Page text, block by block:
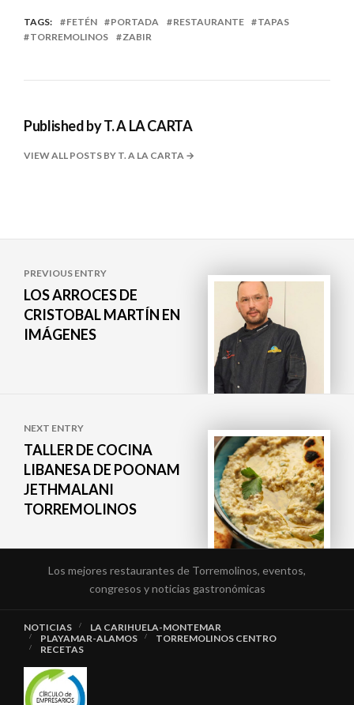
TAGS: FETÉN PORTADA RESTAURANTE
TAPAS
TORREMOLINOS
ZABIR
Published byT. A LA CARTA
VIEW ALL POSTS BY T. A LA CARTA
de
entradas
PREVIOUS ENTRY
LOS ARROCES DE
CRISTOBAL MARTÍN EN
IMÁGENES
NEXT ENTRY
TALLER DE COCINA
LIBANESA DE POONAM
JETHMALANI
TORREMOLINOS
Los mejores restaurantes de Torremolinos, eventos,
congresos y noticias gastronómicas
NOTICIAS
LA CARIHUELA-MONTEMAR
PLAYAMAR-ALAMOS
TORREMOLINOS CENTRO
RECETAS